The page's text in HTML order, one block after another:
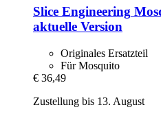
Slice Engineering
aktuelle Version
Originales Ersatzteil
Für Mosquito
€ 36,49
Zustellung bis 13. August